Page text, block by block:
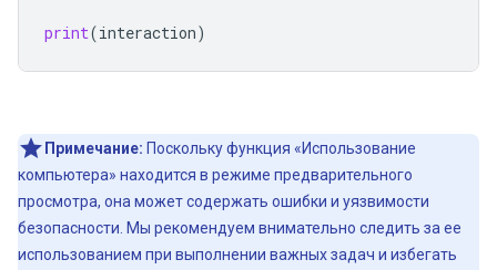
print(interaction)
Примечание: Поскольку функция «Использование
компьютера» находится в режиме предварительного
просмотра, она может содержать ошибки и уязвимости
безопасности. Мы рекомендуем внимательно следить за ее
использованием при выполнении важных задач и избегать